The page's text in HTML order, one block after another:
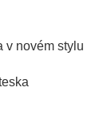
v novém stylu